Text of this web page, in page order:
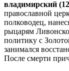
владимирский
православной
полководец,
рыцарям
политику с
занимался
После смерти